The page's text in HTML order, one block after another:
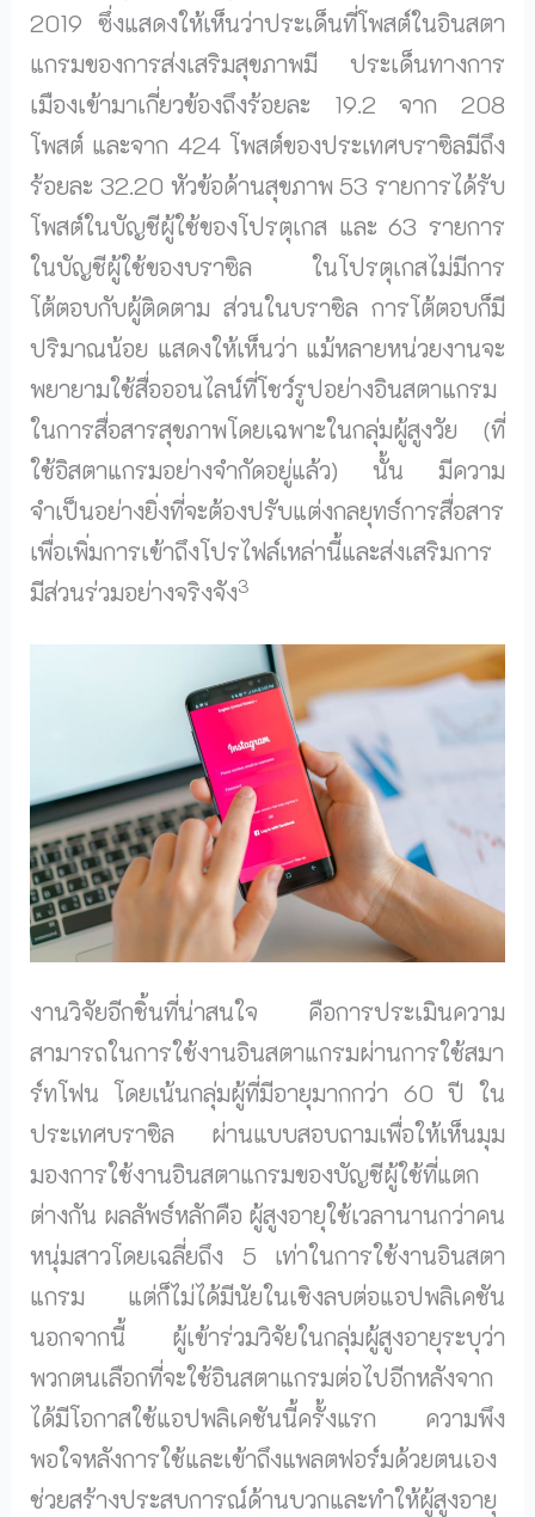
2019 ซึ่งแสดงให้เห็นว่าประเด็นที่โพสต์ในอินสตา
แกรมของการส่งเสริมสุขภาพมี ประเด็นทางการ
เมืองเข้ามาเกี่ยวข้องถึงร้อยละ 19.2 จาก 208
โพสต์ และจาก 424 โพสต์ของประเทศบราซิลมีถึง
ร้อยละ 32.20 หัวข้อด้านสุขภาพ 53 รายการได้รับ
โพสต์ในบัญชีผู้ใช้ของโปรตุเกส และ 63 รายการ
ในบัญชีผู้ใช้ของบราซิล ในโปรตุเกสไม่มีการ
โต้ตอบกับผู้ติดตาม ส่วนในบราซิล การโต้ตอบก็มี
ปริมาณน้อย แสดงให้เห็นว่า แม้หลายหน่วยงานจะ
พยายามใช้สื่อออนไลน์ที่โชว์รูปอย่างอินสตาแกรม
ในการสื่อสารสุขภาพโดยเฉพาะในกลุ่มผู้สูงวัย (ที่
ใช้อิสตาแกรมอย่างจำกัดอยู่แล้ว) นั้น มีความ
จำเป็นอย่างยิ่งที่จะต้องปรับแต่งกลยุทธ์การสื่อสาร
เพื่อเพิ่มการเข้าถึงโปรไฟล์เหล่านี้และส่งเสริมการ
มีส่วนร่วมอย่างจริงจัง3
งานวิจัยอีกชิ้นที่น่าสนใจ คือการประเมินความ
สามารถในการใช้งานอินสตาแกรมผ่านการใช้สมา
ร์ทโฟน โดยเน้นกลุ่มผู้ที่มีอายุมากกว่า 60 ปี ใน
ประเทศบราซิล ผ่านแบบสอบถามเพื่อให้เห็นมุม
มองการใช้งานอินสตาแกรมของบัญชีผู้ใช้ที่แตก
ต่างกัน ผลลัพธ์หลักคือ ผู้สูงอายุใช้เวลานานกว่าคน
หนุ่มสาวโดยเฉลี่ยถึง 5 เท่าในการใช้งานอินสตา
แกรม แต่ก็ไม่ได้มีนัยในเชิงลบต่อแอปพลิเคชัน
นอกจากนี้ ผู้เข้าร่วมวิจัยในกลุ่มผู้สูงอายุระบุว่า
พวกตนเลือกที่จะใช้อินสตาแกรมต่อไปอีกหลังจาก
ได้มีโอกาสใช้แอปพลิเคชันนี้ครั้งแรก ความพึง
พอใจหลังการใช้และเข้าถึงแพลตฟอร์มด้วยตนเอง
ช่วยสร้างประสบการณ์ด้านบวกและทำให้ผู้สูงอายุ